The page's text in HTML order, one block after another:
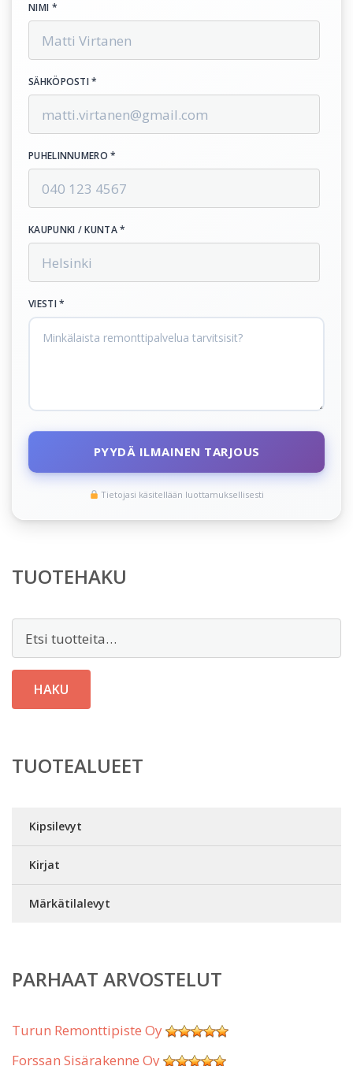
NIMI *
SÄHKÖPOSTI *
PUHELINNUMERO *
KAUPUNKI / KUNTA *
VIESTI *
PYYDÄ ILMAINEN TARJOUS
Tietojasi käsitellään luottamuksellisesti
TUOTEHAKU
HAKU
TUOTEALUEET
Kipsilevyt
Kirjat
Märkätilalevyt
PARHAAT ARVOSTELUT
Turun Remonttipiste Oy
Forssan Sisärakenne Oy